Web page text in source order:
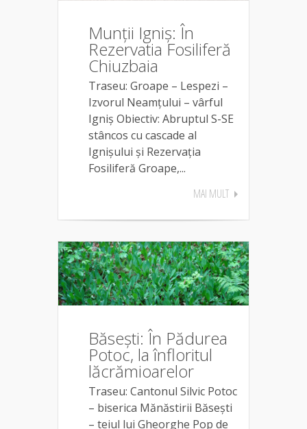
Munții Igniș: În
Rezervatia Fosiliferă
Chiuzbaia
Traseu: Groape – Lespezi –
Izvorul Neamțului – vârful
Igniș Obiectiv: Abruptul S-SE
stâncos cu cascade al
Ignișului și Rezervația
Fosiliferă Groape,...
MAI MULT
Băsești: În Pădurea
Potoc, la înfloritul
lăcrămioarelor
Traseu: Cantonul Silvic Potoc
– biserica Mănăstirii Băseşti
– teiul lui Gheorghe Pop de